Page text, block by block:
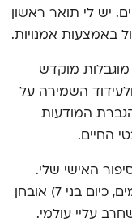
יש לי תואר ראשון
באמצעות אמנויות.
מוגבלות מוקדש
השמירה על
המודעות
החיים.
האישי שלי.
כשבני הבכור (תאום לא זהה מצמד תאומים, כיום בני 7) אובחן
עליי עולמי.